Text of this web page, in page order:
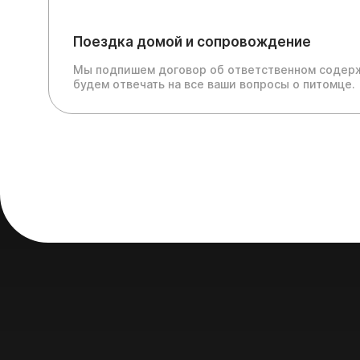
Поездка домой и сопровождение
Мы подпишем договор об ответственном
будем отвечать на все ваши вопросы о питомце.